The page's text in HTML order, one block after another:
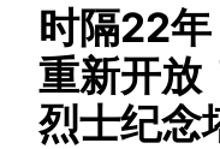
时隔22
重新开放
烈士纪念